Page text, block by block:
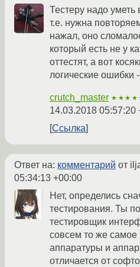
Тестеру надо уметь
т.е. нужна
нажал, оно
который есть не у
оттестят, а вот
логические ошибки -
crutch_master
14.03.2018 05:57:20
Ссылка
Ответ на: комментарий от
05:34:13 +00:00
Нет, определись
тестирования. Ты
тестировщик
совсем то же самое
аппаратуры и
отличается от